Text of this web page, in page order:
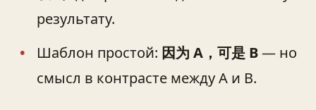
результату.
Шаблон простой: 因为 A，可是 B— но
смысл в контрасте между A и B.